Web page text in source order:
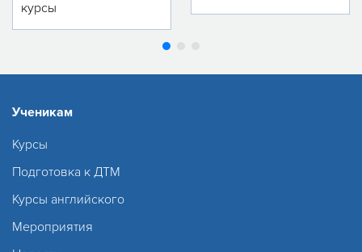
курсы
Ученикам
Курсы
Подготовка к ДТМ
Курсы английского
Мероприятия